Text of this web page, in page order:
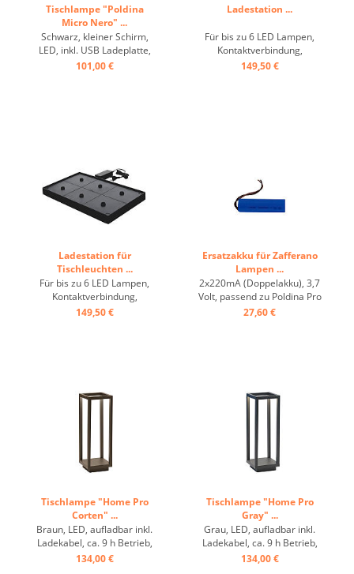
Tischlampe "Poldina
Micro Nero" ...
Schwarz, kleiner Schirm,
LED, inkl. USB Ladeplatte,
excl. Schuko ...
101,00 €
Ladestation ...
Für bis zu 6 LED Lampen,
Kontaktverbindung,
schwarz, 220 Volt. Passend
149,50 €
Ladestation für
Tischleuchten ...
Für bis zu 6 LED Lampen,
Kontaktverbindung,
schwarz, passend: Olivia
149,50 €
Ersatzakku für Zafferano
Lampen ...
2x220mA (Doppelakku), 3,7
Volt, passend zu Poldina Pro
(1x), Poldina XXL (3x), Olivia
27,60 €
Tischlampe "Home Pro
Corten" ...
Braun, LED, aufladbar inkl.
Ladekabel, ca. 9 h Betrieb,
dimmbar ...
134,00 €
Tischlampe "Home Pro
Gray" ...
Grau, LED, aufladbar inkl.
Ladekabel, ca. 9 h Betrieb,
dimmbar ...
134,00 €